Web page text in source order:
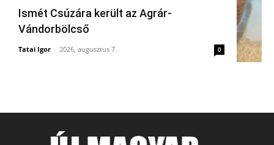
Ismét Csúzára került az Agrár-
Vándorbölcső
Tatai Igor - 2026, augusztus 7. 0